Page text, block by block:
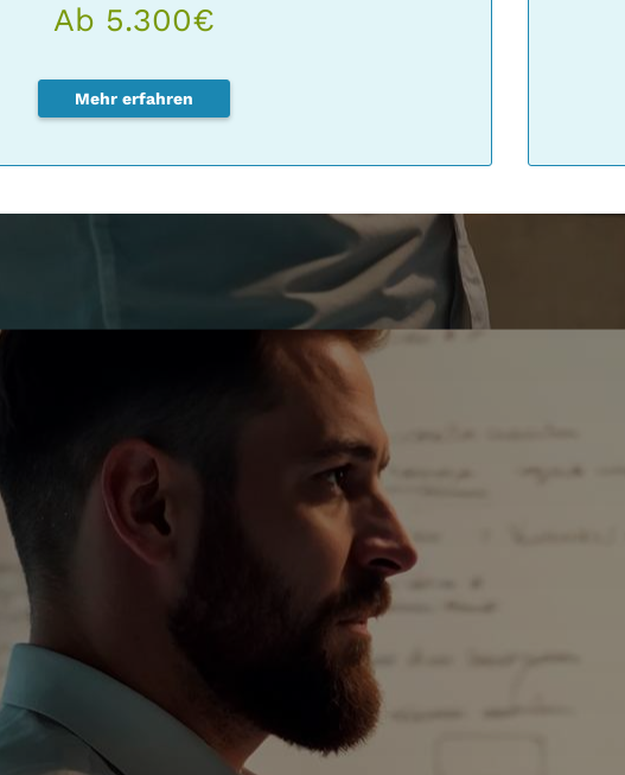
Ab 5.300€
Mehr erfahren